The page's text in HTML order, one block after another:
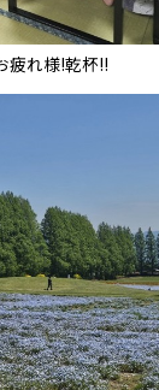
疲れ様!乾杯!!